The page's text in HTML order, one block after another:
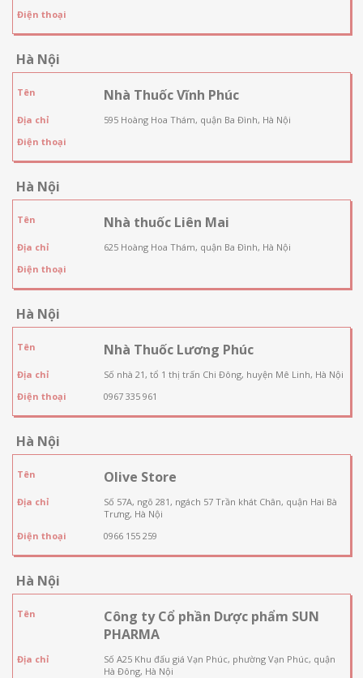
Điện thoại
Hà Nội
Tên Nhà Thuốc Vĩnh Phúc
Địa chỉ
595 Hoàng Hoa Thám, quận Ba Đình, Hà Nội
Điện thoại
Hà Nội
Tên Nhà thuốc Liên Mai
Địa chỉ
625 Hoàng Hoa Thám, quận Ba Đình, Hà Nội
Điện thoại
Hà Nội
Tên Nhà Thuốc Lương Phúc
Địa chỉ
Số nhà 21, tổ 1 thị trấn Chi Đông, huyện Mê Linh, Hà Nội
Điện thoại
0967 335 961
Hà Nội
Tên Olive Store
Địa chỉ
Số 57A, ngõ 281, ngách 57 Trần khát Chân, quận Hai Bà
Trưng, Hà Nội
Điện thoại
0966 155 259
Hà Nội
Tên
Công ty Cổ phần Dược phẩm SUN
PHARMA
Địa chỉ
Số A25 Khu đấu giá Vạn Phúc, phường Vạn Phúc, quận
Hà Đông, Hà Nội